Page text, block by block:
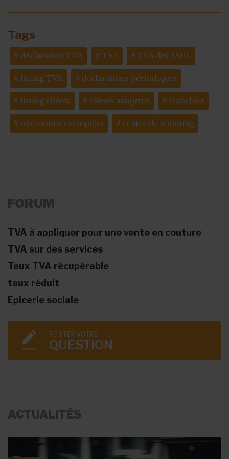
Tags
déclaration TVA TVA TVA des ASBL
listing TVA déclarations périodiques
listing clients clients assujettis franchise
opérations exemptées centre de scanning
FORUM
TVA à appliquer pour une vente en couture
TVA sur des services
Taux TVA récupérable
taux réduit
Epicerie sociale
POSTER VOTRE
QUESTION
ACTUALITÉS